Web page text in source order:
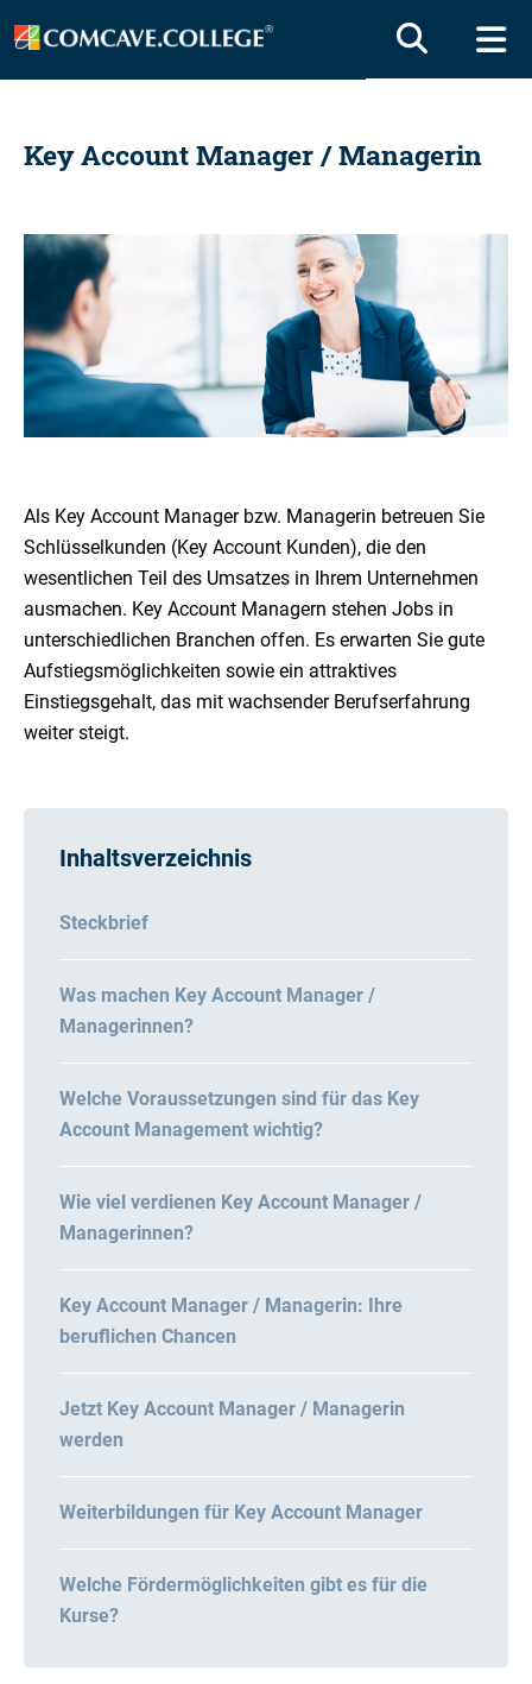
Key Account Manager / Managerin
Als Key Account Manager bzw. Managerin betreuen Sie
Schlüsselkunden (Key Account Kunden), die den
wesentlichen Teil des Umsatzes in Ihrem Unternehmen
ausmachen. Key Account Managern stehen Jobs in
unterschiedlichen Branchen offen. Es erwarten Sie gute
Aufstiegsmöglichkeiten sowie ein attraktives
Einstiegsgehalt, das mit wachsender Berufserfahrung
weiter steigt.
Inhaltsverzeichnis
Steckbrief
Was machen Key Account Manager /
Managerinnen?
Welche Voraussetzungen sind für das Key
Account Management wichtig?
Wie viel verdienen Key Account Manager /
Managerinnen?
Key Account Manager / Managerin: Ihre
beruflichen Chancen
Jetzt Key Account Manager / Managerin
werden
Weiterbildungen für Key Account Manager
Welche Fördermöglichkeiten gibt es für die
Kurse?